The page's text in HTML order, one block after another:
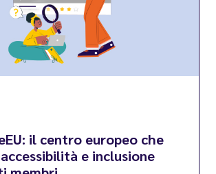
il centro europeo che
e inclusione